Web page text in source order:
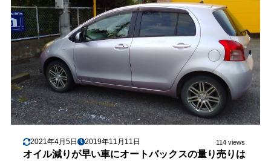
2021年4月5日 2019年11月11日 114 views
オイル減りが早い車にオートバックスの量り売りは